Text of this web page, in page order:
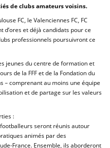
de clubs amateurs voisins.
FC, le Valenciennes FC, FC
d’ores et déjà candidats pour ce
professionnels poursuivront ce
jeunes du centre de formation et
de la FFF et de la Fondation du
– comprenant au moins une équipe
et de partage sur les valeurs
:
seront réunis autour
animés par des
France. Ensemble, ils aborderont